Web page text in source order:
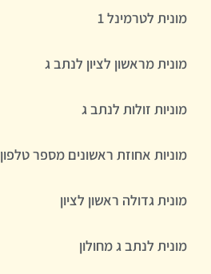
מונית לטרמינל 1
מונית מראשון לציון לנתב ג
מוניות זולות לנתב ג
מוניות אחוזת ראשונים מספר טלפון
מונית גדולה ראשון לציון
מונית לנתב ג מחולון